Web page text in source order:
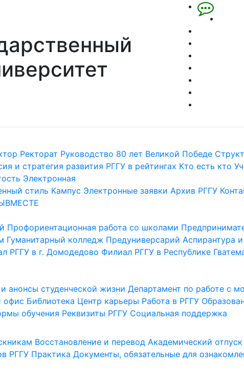
Ректорат Руководство 80 лет Великой Победе
и стратегия развития РГГУ в рейтингах Кто есть кто
Электронная
стиль Кампус Электронные заявки Архив РГГУ
Профориентационная работа со школами
Гуманитарный колледж Предуниверсарий Аспирантура
РГГУ в г. Домодедово Филиал РГГУ в Республике
анонсы студенческой жизни Департамент по работе с
офис Библиотека Центр карьеры Работа в РГГУ
обучения Реквизиты РГГУ Социальная поддержка
Восстановление и перевод Академический отпуск
РГГУ Практика Документы, обязательные для